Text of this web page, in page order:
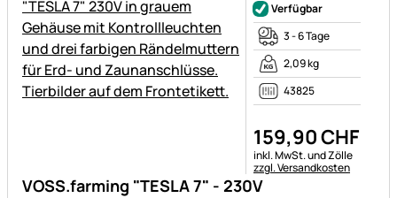
VOSS.farming "TESLA 7" - 230V
Verfügbar
3 - 6 Tage
2,09 kg
43825
159,90CHF
Steuerhinweis:
inkl. MwSt. und Zölle
zzgl. Versandkosten